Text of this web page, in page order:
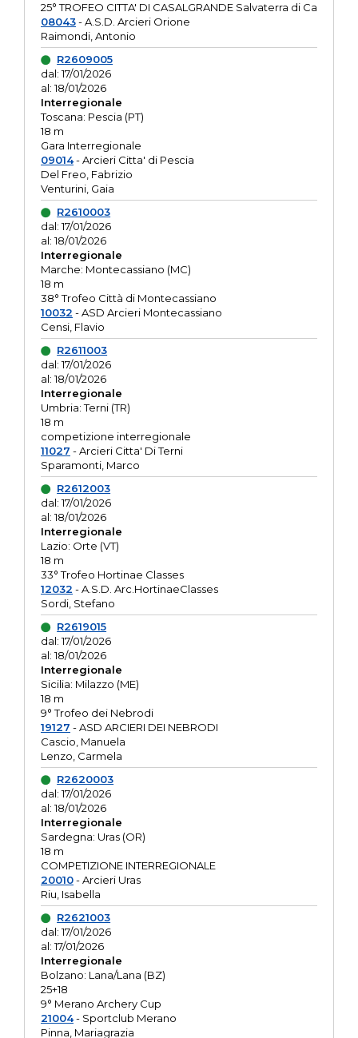
25° TROFEO CITTA' DI CASALGRANDE Salvaterra di Ca
08043- A.S.D. Arcieri Orione
Raimondi, Antonio
R2609005
dal: 17/01/2026
al: 18/01/2026
Interregionale
Toscana: Pescia (PT)
18 m
Gara Interregionale
09014- Arcieri Citta' di Pescia
Del Freo, Fabrizio
Venturini, Gaia
R2610003
dal: 17/01/2026
al: 18/01/2026
Interregionale
Marche: Montecassiano (MC)
18 m
38° Trofeo Città di Montecassiano
10032 - ASD Arcieri Montecassiano
Censi, Flavio
R2611003
dal: 17/01/2026
al: 18/01/2026
Interregionale
Umbria: Terni (TR)
18 m
competizione interregionale
11027 - Arcieri Citta' Di Terni
Sparamonti, Marco
R2612003
dal: 17/01/2026
al: 18/01/2026
Interregionale
Lazio: Orte (VT)
18 m
33° Trofeo Hortinae Classes
12032 - A.S.D. Arc.HortinaeClasses
Sordi, Stefano
R2619015
dal: 17/01/2026
al: 18/01/2026
Interregionale
Sicilia: Milazzo (ME)
18 m
9° Trofeo dei Nebrodi
19127 - ASD ARCIERI DEI NEBRODI
Cascio, Manuela
Lenzo, Carmela
R2620003
dal: 17/01/2026
al: 18/01/2026
Interregionale
Sardegna: Uras (OR)
18 m
COMPETIZIONE INTERREGIONALE
20010- Arcieri Uras
Riu, Isabella
R2621003
dal: 17/01/2026
al: 17/01/2026
Interregionale
Bolzano: Lana/Lana (BZ)
25+18
9° Merano Archery Cup
21004- Sportclub Merano
Pinna, Mariagrazia